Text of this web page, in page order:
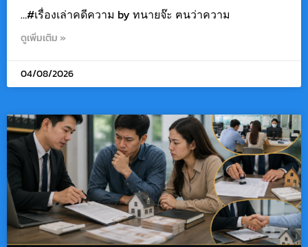
…#เรื่องเล่าคดีความ by ทนายจ๊ะ ฅนว่าความ
ดูเพิ่มเติม »
04/08/2026